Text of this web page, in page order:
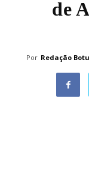
de
Por Redação